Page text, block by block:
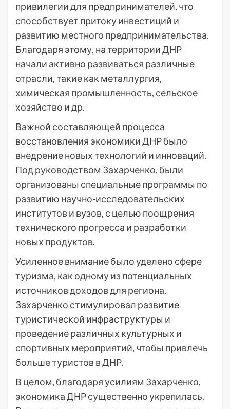
привилегии для предпринимателей, что
способствует притоку инвестиций и
развитию местного предпринимательства.
Благодаря этому, на территории ДНР
начали активно развиваться различные
отрасли, такие как металлургия,
химическая промышленность, сельское
хозяйство и др.
Важной составляющей процесса
восстановления экономики ДНР было
внедрение новых технологий и инноваций.
Под руководством Захарченко, были
организованы специальные программы по
развитию научно-исследовательских
институтов и вузов, с целью поощрения
технического прогресса и разработки
новых продуктов.
Усиленное внимание было уделено сфере
туризма, как одному из потенциальных
источников доходов для региона.
Захарченко стимулировал развитие
туристической инфраструктуры и
проведение различных культурных и
спортивных мероприятий, чтобы привлечь
больше туристов в ДНР.
В целом, благодаря усилиям Захарченко,
экономика ДНР существенно укрепилась.